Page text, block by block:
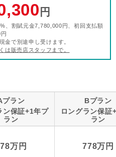
円
、割賦元金7,780,000円、初回支払額
金で別途申し受けます。
は販売店スタッフまで。
プラン
ン保証+1年プ
ラン
Bプラン
ロングラン保証
ラン
万円 778万円